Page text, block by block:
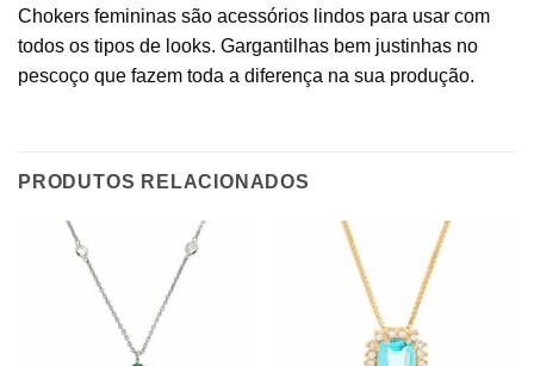
Chokers femininas são acessórios lindos para usar com
todos os tipos de looks. Gargantilhas bem justinhas no
pescoço que fazem toda a diferença na sua produção.
PRODUTOS RELACIONADOS